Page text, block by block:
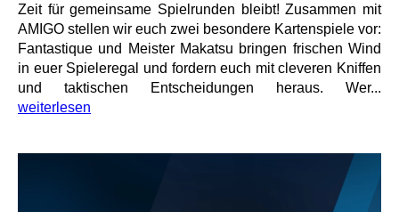
Zeit für gemeinsame Spielrunden bleibt! Zusammen mit
AMIGO stellen wir euch zwei besondere Kartenspiele vor:
Fantastique und Meister Makatsu bringen frischen Wind
in euer Spieleregal und fordern euch mit cleveren Kniffen
und taktischen Entscheidungen heraus. Wer...
weiterlesen